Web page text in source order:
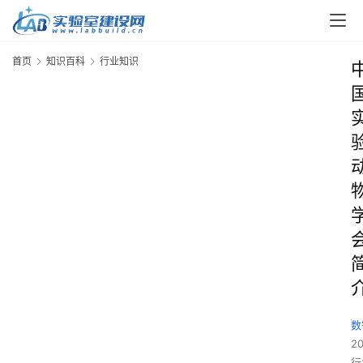
首页 知识百科 行业知识